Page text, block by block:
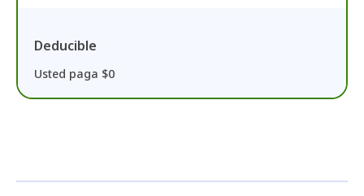
Deducible
Usted paga $0